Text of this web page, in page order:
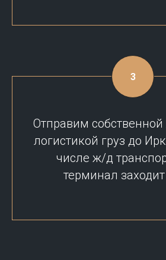
Отправим
логистикой груз до
числе ж/д
терминал